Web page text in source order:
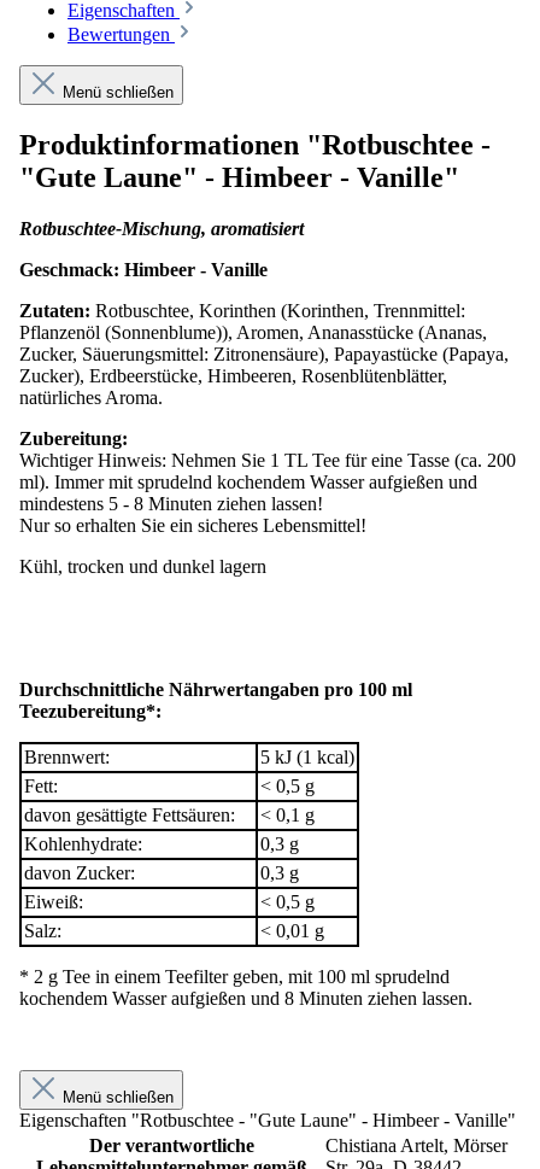
Eigenschaften
Bewertungen
Menü schließen
Produktinformationen "Rotbuschtee -
"Gute Laune" - Himbeer - Vanille"
Rotbuschtee-Mischung, aromatisiert
Geschmack: Himbeer - Vanille
Zutaten: Rotbuschtee, Korinthen (Korinthen, Trennmittel:
Pflanzenöl (Sonnenblume)), Aromen, Ananasstücke (Ananas,
Zucker, Säuerungsmittel: Zitronensäure), Papayastücke (Papaya,
Zucker), Erdbeerstücke, Himbeeren, Rosenblütenblätter,
natürliches Aroma.
Zubereitung:
Wichtiger Hinweis: Nehmen Sie 1 TL Tee für eine Tasse (ca. 200
ml). Immer mit sprudelnd kochendem Wasser aufgießen und
mindestens 5 - 8 Minuten ziehen lassen!
Nur so erhalten Sie ein sicheres Lebensmittel!
Kühl, trocken und dunkel lagern
Durchschnittliche Nährwertangaben pro 100 ml
Teezubereitung*:
Brennwert:
5 kJ (1 kcal)
Fett:
< 0,5 g
davon gesättigte Fettsäuren:
< 0,1 g
Kohlenhydrate:
0,3 g
davon Zucker:
0,3 g
Eiweiß:
< 0,5 g
Salz:
< 0,01 g
* 2 g Tee in einem Teefilter geben, mit 100 ml sprudelnd
kochendem Wasser aufgießen und 8 Minuten ziehen lassen.
Menü schließen
Eigenschaften "Rotbuschtee - "Gute Laune" - Himbeer - Vanille"
Der verantwortliche
Chistiana Artelt, Mörser